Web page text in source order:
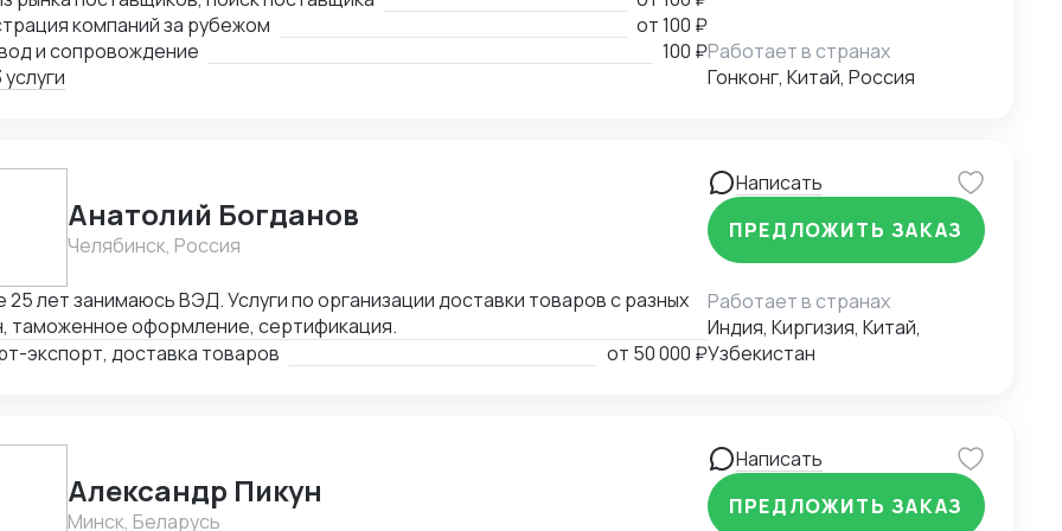
молотков до уровня Форбс на тему инфраструктурных инвестиций на
млрд долларов Имею огромную контактную базу: - поставщики всех
- торговые компании, работающие по параллельному импорту; -
другие.
компаний за рубежом
от100 ₽
и сопровождение
100 ₽Работает в странах
Гонконг, Китай, Россия
Анатолий Богданов
Челябинск, Россия
25 лет занимаюсь ВЭД. Услуги по организации доставки товаров с разных
таможенное оформление, сертификация.
экспорт, доставка товаров
от 50 000 ₽
Написать
ПРЕДЛОЖИТЬ ЗАКАЗ
Работает в странах
Индия, Киргизия, Китай,
Узбекистан
Александр Пикун
Минск, Беларусь
Написать
ПРЕДЛОЖИТЬ ЗАКАЗ